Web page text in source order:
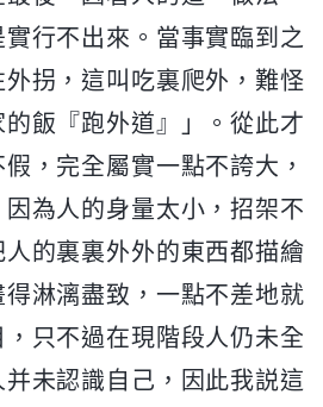
行不出來。當事實臨到之
拐，這叫吃裏爬外，難怪
飯『跑外道』」。從此才
，完全屬實一點不誇大，
為人的身量太小，招架不
的裏裏外外的東西都描繪
淋漓盡致，一點不差地就
只不過在現階段人仍未全
未認識自己，因此我説這